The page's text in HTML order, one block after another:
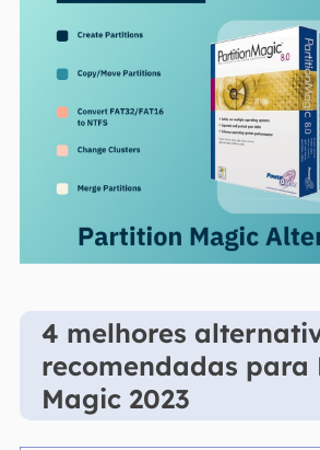
4 melhores
recomendadas para
Magic 2023